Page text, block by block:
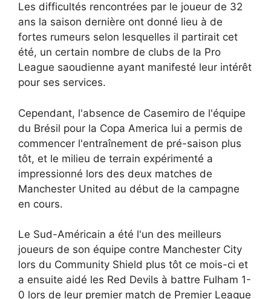
Les difficultés rencontrées par le joueur de 32
ans la saison dernière ont donné lieu à de
fortes rumeurs selon lesquelles il partirait cet
été, un certain nombre de clubs de la Pro
League saoudienne ayant manifesté leur intérêt
pour ses services.
Cependant, l'absence de Casemiro de l'équipe
du Brésil pour la Copa America lui a permis de
commencer l'entraînement de pré-saison plus
tôt, et le milieu de terrain expérimenté a
impressionné lors des deux matches de
Manchester United au début de la campagne
en cours.
Le Sud-Américain a été l'un des meilleurs
joueurs de son équipe contre Manchester City
lors du Community Shield plus tôt ce mois-ci et
a ensuite aidé les Red Devils à battre Fulham 1-
0 lors de leur premier match de Premier League